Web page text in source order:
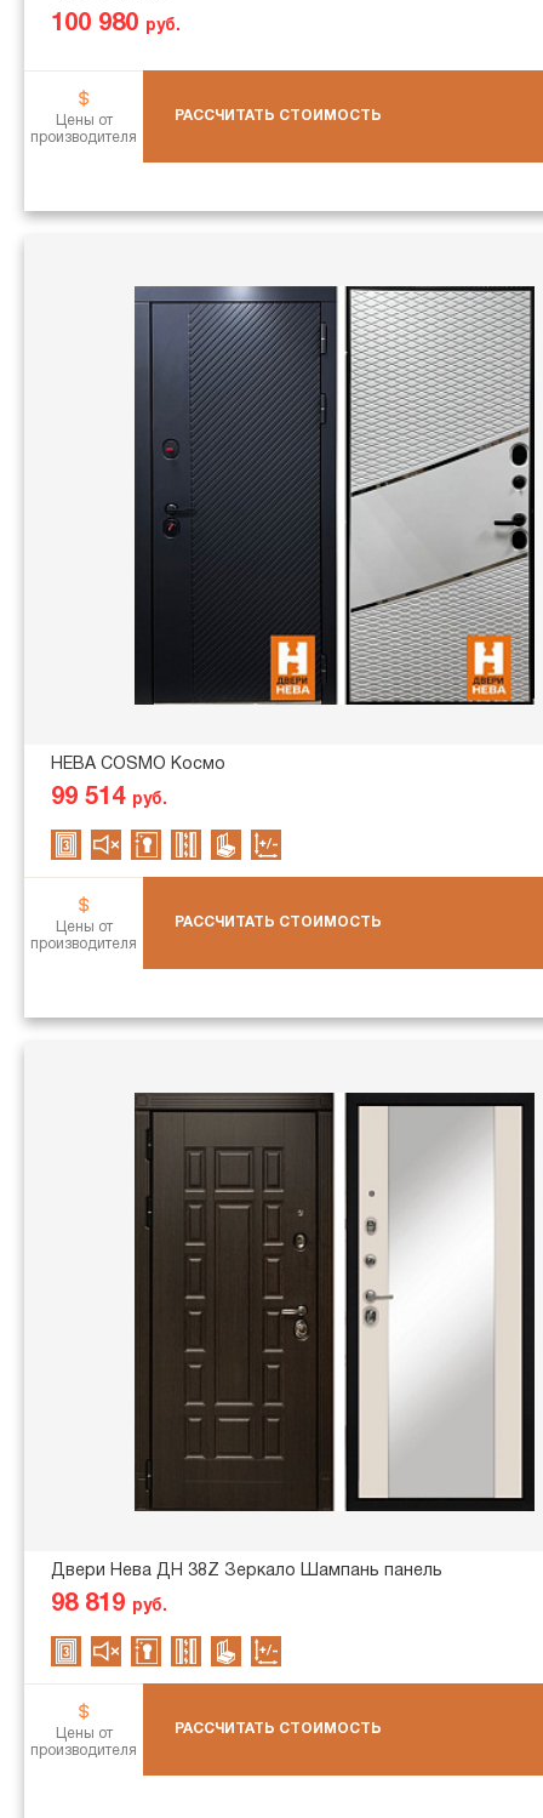
100 980 руб.
Цены от
производителя
РАССЧИТАТЬ СТОИМОСТЬ
НЕВА COSMO Космо
99 514 руб.
Цены от
производителя
РАССЧИТАТЬ СТОИМОСТЬ
Двери Нева ДН 38Z Зеркало Шампань панель
98 819 руб.
Цены от
производителя
РАССЧИТАТЬ СТОИМОСТЬ